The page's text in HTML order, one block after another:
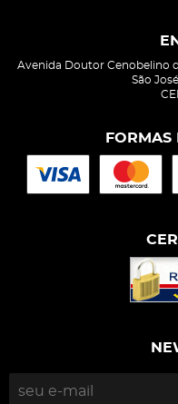
Avenida Doutor Cenobelino
São
FORMAS